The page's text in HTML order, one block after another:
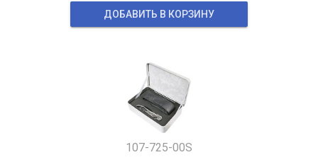
ДОБАВИТЬ В КОРЗИНУ
107-725-00S